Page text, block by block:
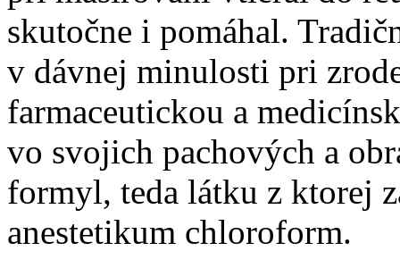
skutočne i pomáhal.
v dávnej minulosti pri
farmaceutickou a
vo svojich pachových a
formyl, teda látku z ktorej
anestetikum chloroform.